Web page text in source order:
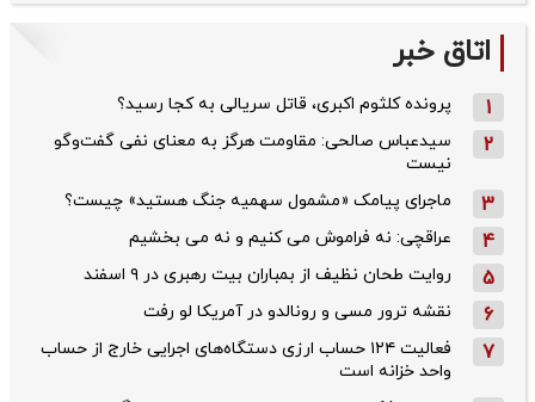
اتاق خبر
1 پرونده کلثوم اکبری، قاتل سریالی به کجا رسید؟
2
سیدعباس صالحی: مقاومت هرگز به معنای نفی گفت‌وگو
نیست
3 ماجرای پیامک «مشمول سهمیه جنگ هستید» چیست؟
4 عراقچی: نه فراموش می کنیم و نه می بخشیم
5 روایت طحان‌ نظیف از بمباران بیت رهبری در ۹ اسفند
6 نقشه ترور مسی و رونالدو در آمریکا لو رفت
7
فعالیت ۱۲۴ حساب ارزی دستگاه‌های اجرایی خارج از حساب
واحد خزانه است